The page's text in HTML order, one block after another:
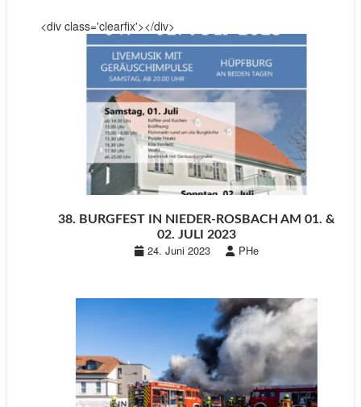
<div class='clearfix'></div>
38. BURGFEST IN NIEDER-ROSBACH AM 01. &
02. JULI 2023
24. Juni 2023 PHe